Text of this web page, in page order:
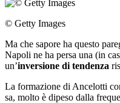
© Getty Images
Ma che sapore ha questo
Napoli ne ha persa una (in
un’inversione di tendenza
La formazione di Ancelotti
sa, molto è dipeso dalla